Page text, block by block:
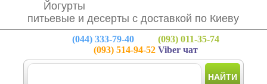
Йогурты
питьевые и десерты с доставкой по Киеву
(044) 333-79-40 (093) 011-35-74
(093) 514-94-52Viber чат
НАЙТИ